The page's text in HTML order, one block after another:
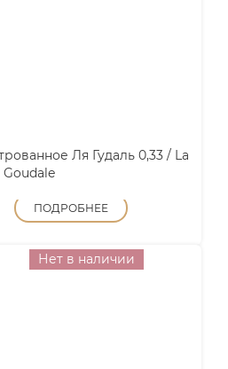
Ля Гудаль 0,33 / La
Goudale
ПОДРОБНЕЕ
Нет в наличии